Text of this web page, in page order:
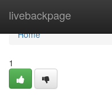
livebackpage
Home
Home
1